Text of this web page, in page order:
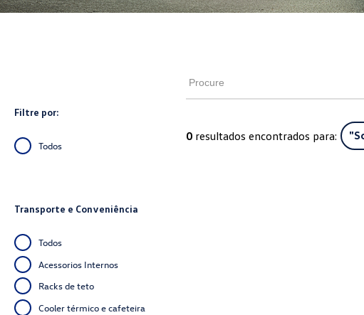
Filtre por:
Todos
Transporte e Conveniência
Todos
Acessorios Internos
Racks de teto
Cooler térmico e cafeteira
0resultados encontrados para: "